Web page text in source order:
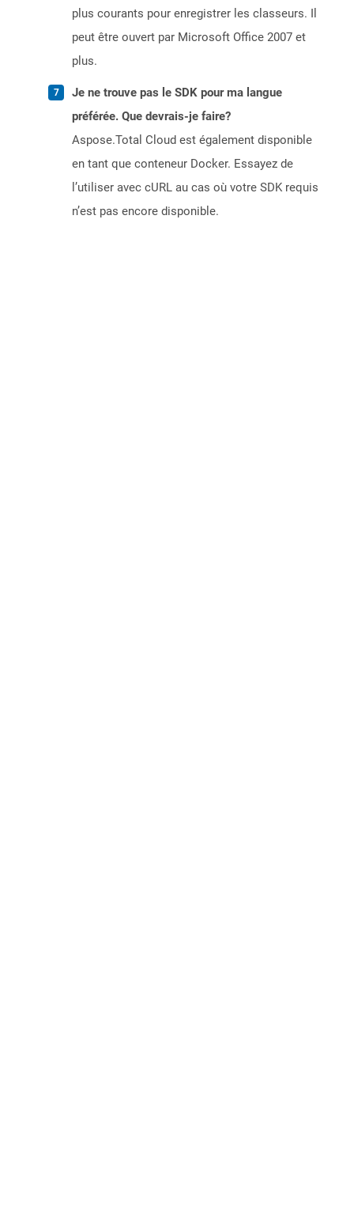
plus courants pour enregistrer les classeurs. Il
peut être ouvert par Microsoft Office 2007 et
plus.
Je ne trouve pas le SDK pour ma langue
préférée. Que devrais-je faire?
Aspose.Total Cloud est également disponible
en tant que conteneur Docker. Essayez de
l’utiliser avec cURL au cas où votre SDK requis
n’est pas encore disponible.